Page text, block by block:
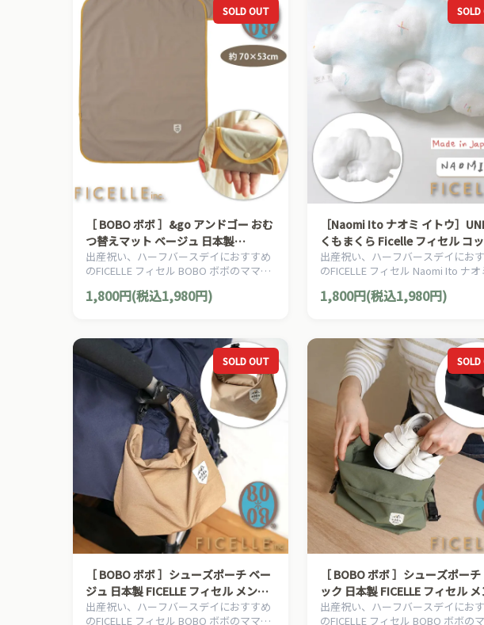
SOLD OUT
［ BOBO ボボ ］&go アンドゴー おむ
つ替えマット ベージュ 日本製
FICELLE フィセル 撥水 ナイロン コン
パクト レジャーシート
出産祝い、ハーフバースデイにおすすめ
のFICELLE フィセル BOBO ボボのママ＆
1,800円(税込1,980円)
［Naomi Ito ナオミ イトウ］
くもまくら Ficelle フィセル コ
ドーナツまくら 日本製
出産祝い、ハーフバースデイにお
のFICELLE フィセル Naomi Ito ナオ
1,800円(税込1,980円)
SOLD OUT
［ BOBO ボボ ］シューズポーチ ベー
ジュ 日本製 FICELLE フィセル メンズ
レディース ショルダー トートバッグ
出産祝い、ハーフバースデイにおすすめ
のFICELLE フィセル BOBO ボボのママ＆
［ BOBO ボボ ］シューズポーチ ブラ
ック 日本製 FICELLE フィセル
レディース ショルダー トートバ
出産祝い、ハーフバースデイにお
のFICELLE フィセル BOBO ボボの